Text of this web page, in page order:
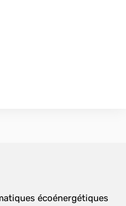
écoénergétiques